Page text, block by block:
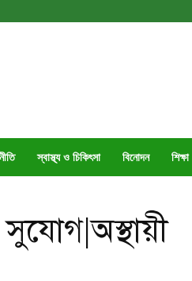
স্বাস্থ্য ও চিকিৎসা বিনোদন শিক্ষা